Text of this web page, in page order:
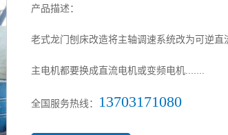
产品描述：
老式龙门刨床改造将主轴调速系统改为可逆直
主电机都要换成直流电机或变频电机.......
全国服务热线： 13703171080